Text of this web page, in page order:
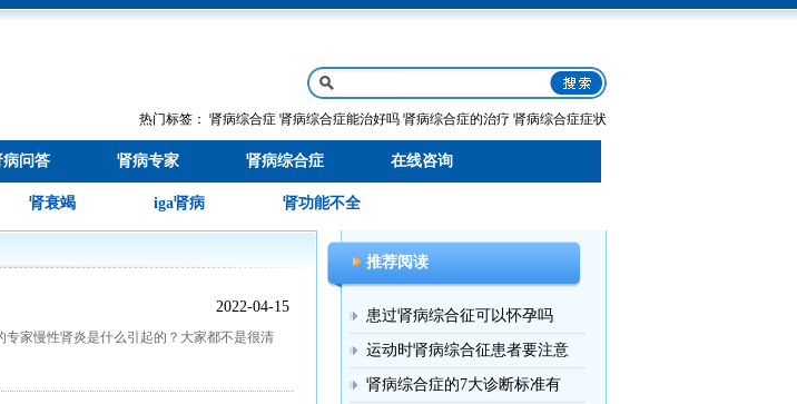
热门标签： 肾病综合症 肾病综合症能治好吗 肾病综合症的治疗 肾病综合症症状
病问答 肾病专家 肾病综合症 在线咨询
肾衰竭 iga肾病 肾功能不全
2022-04-15
家慢性肾炎是什么引起的？大家都不是很清
推荐阅读
患过肾病综合征可以怀孕吗
运动时肾病综合征患者要注意
肾病综合症的7大诊断标准有